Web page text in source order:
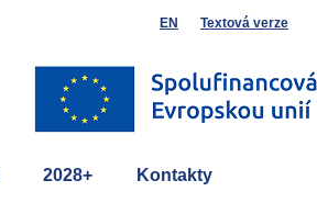
EN Textová verze
2028+ Kontakty